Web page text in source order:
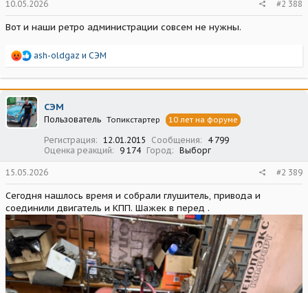
10.05.2026 #2 388
Вот и наши ретро администрации совсем не нужны.
Р
а
к
ц
и
и
ash-oldgaz и СЭМ
СЭМ
Пользователь Топикстартер 10 лет на форуме
Регистрация 12.01.2015 Сообщения
4 799
Оценка реакций
9 174 Город Выборг
15.05.2026 #2 389
Сегодня нашлось время и собрали глушитель, привода и
соединили двигатель и КПП. Шажек в перед .